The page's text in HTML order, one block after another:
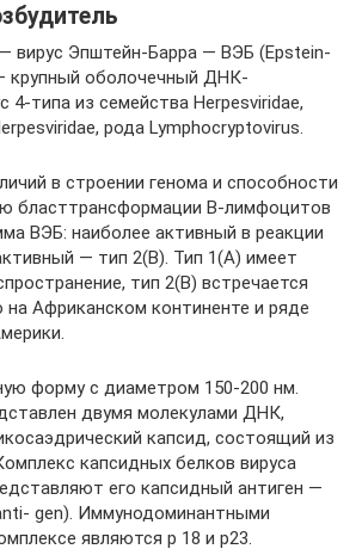
вирус Эпштейн-Барра — ВЭБ (Epstein-
крупный оболочечный ДНК-
4-типа из семейства Herpesviridae,
рода Lymphocryptovirus.
в строении генома и способности
бласттрансформации В-лимфоцитов
ВЭБ: наиболее активный в реакции
— тип 2(B). Тип 1(A) имеет
тип 2(B) встречается
Африканском континенте и ряде
форму с диаметром 150-200 нм.
двумя молекулами ДНК,
капсид, состоящий из
капсидных белков вируса
его капсидный антиген —
gen). Иммунодоминантными
являются р 18 и р23.